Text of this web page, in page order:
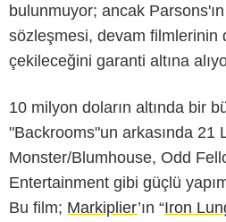
bulunmuyor; ancak
sözleşmesi, devam filmlerinin
çekileceğini garanti altına
10 milyon doların altında bir
"Backrooms"un arkasında 21
Monster/Blumhouse, Odd
Entertainment gibi güçlü
Bu film; Markiplier’ın “Iron